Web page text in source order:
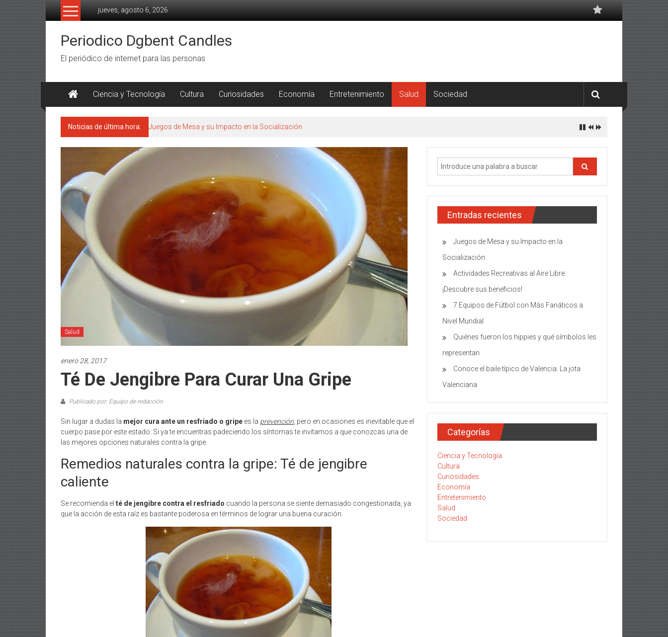
Saltar
jueves, agosto 6, 2026
Periodico Dgbent Candles
El periódico de internet para las personas
Ciencia y Tecnología Cultura Curiosidades Economía Entretenimiento Salud Sociedad
Noticias de última hora: Juegos de Mesa y su Impacto en la Socialización
Salud
enero 28, 2017
Té De Jengibre Para Curar Una Gripe
Publicado por: Equipo de redacción
Sin lugar a dudas la mejor cura ante un resfriado o gripe es la prevención , pero en ocasiones es inevitable que el
cuerpo pase por este estado. Si ya te encuentras padeciendo los síntomas te invitamos a que conozcas una de
las mejores opciones naturales contra la gripe.
Remedios naturales contra la gripe: Té de jengibre
caliente
Se recomienda el té de jengibre contra el resfriado cuando la persona se siente demasiado congestionada, ya
que la acción de esta raíz es bastante poderosa en términos de lograr una buena curación.
Entradas recientes
Juegos de Mesa y su Impacto en la
Socialización
Actividades Recreativas al Aire Libre:
¡Descubre sus beneficios!
7 Equipos de Fútbol con Más Fanáticos a
Nivel Mundial
Quiénes fueron los hippies y qué símbolos les
representan
Conoce el baile típico de Valencia: La jota
Valenciana
Categorías
Ciencia y Tecnología
Cultura
Curiosidades
Economía
Entretenimiento
Salud
Sociedad